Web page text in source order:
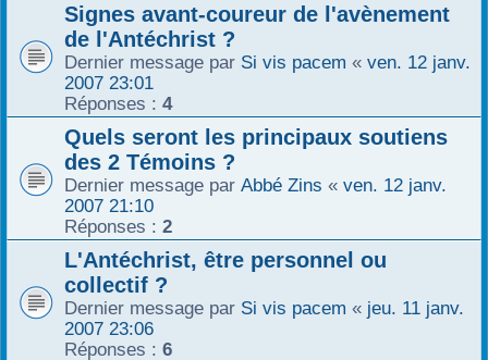
Signes avant-coureur de l'avènement
de l'Antéchrist ?
Dernier message par Si vis pacem « ven. 12 janv.
2007 23:01
Réponses : 4
Quels seront les principaux soutiens
des 2 Témoins ?
Dernier message par Abbé Zins « ven. 12 janv.
2007 21:10
Réponses : 2
L'Antéchrist, être personnel ou
collectif ?
Dernier message par Si vis pacem « jeu. 11 janv.
2007 23:06
Réponses : 6